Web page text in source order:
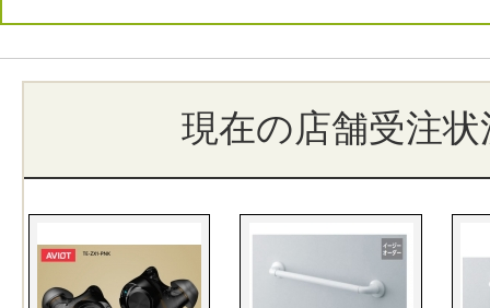
現在の店舗受注状